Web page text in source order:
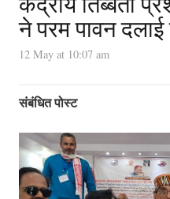
ने परम पावन
12 May at 10:07 am
संबंधित पोस्ट